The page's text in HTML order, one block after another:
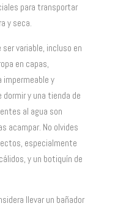
para transportar
y seca.
variable, incluso en
en capas,
impermeable y
y una tienda de
al agua son
acampar. No olvides
especialmente
y un botiquín de
llevar un bañador